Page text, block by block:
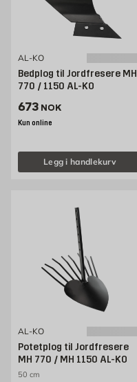
AL-KO
Bedplog til Jordfresere MH
770 / 1150 AL-KO
Pris 673 NOK /stk
673 NOK
Kun online
Legg i handlekurv
AL-KO
Potetplog til Jordfresere
MH 770 / MH 1150 AL-KO
50 cm